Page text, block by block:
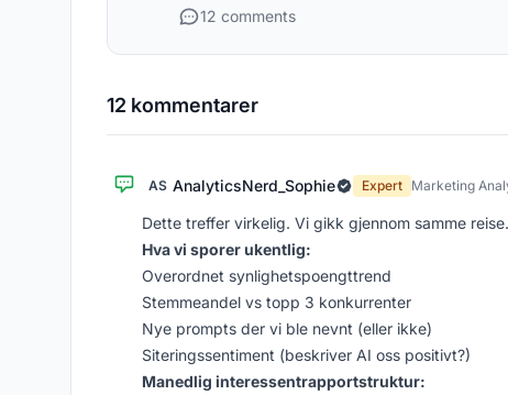
12 comments
12 kommentarer
AS AnalyticsNerd_Sophie Expert Marketing
Dette treffer virkelig. Vi gikk gjennom samme reise.
Hva vi sporer ukentlig:
Overordnet synlighetspoengttrend
Stemmeandel vs topp 3 konkurrenter
Nye prompts der vi ble nevnt (eller ikke)
Siteringssentiment (beskriver AI oss positivt?)
Manedlig interessentrapportstruktur: